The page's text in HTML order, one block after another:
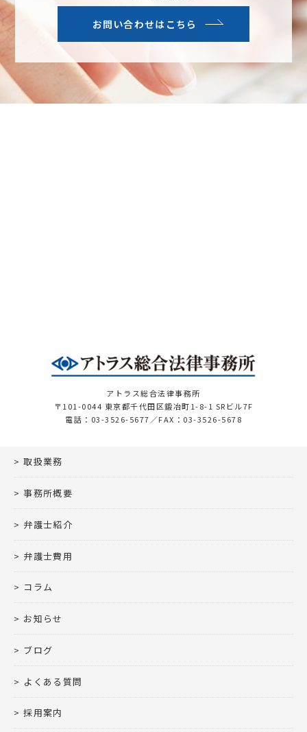
お問い合わせはこちら
アトラス総合法律事務所
〒101-0044 東京都千代田区鍛冶町1-8-1 SRビル7F
電話：03-3526-5677／FAX：03-3526-5678
取扱業務
事務所概要
弁護士紹介
弁護士費用
コラム
お知らせ
ブログ
よくある質問
採用案内